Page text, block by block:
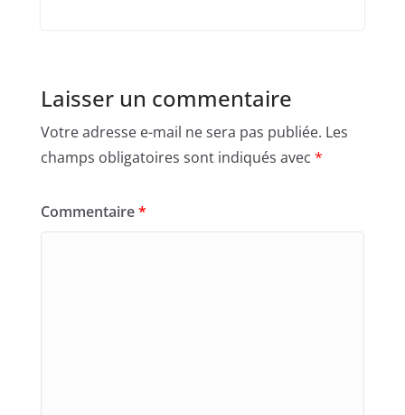
Laisser un commentaire
Votre adresse e-mail ne sera pas publiée. Les
champs obligatoires sont indiqués avec *
Commentaire*